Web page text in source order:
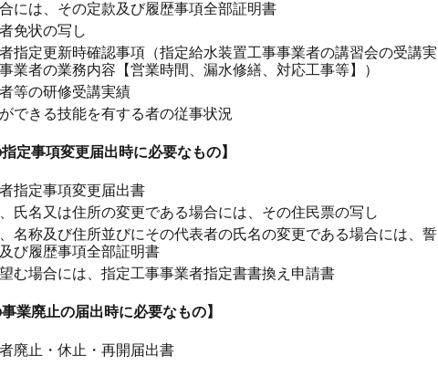
には、その定款及び履歴事項全部証明書
免状の写し
指定更新時確認事項（指定給水装置工事事業者の講習会の受講実
業者の業務内容【営業時間、漏水修繕、対応工事等】）
等の研修受講実績
できる技能を有する者の従事状況
定事項変更届出時に必要なもの】
指定事項変更届出書
氏名又は住所の変更である場合には、その住民票の写し
名称及び住所並びにその代表者の氏名の変更である場合には、誓
び履歴事項全部証明書
む場合には、指定工事事業者指定書書換え申請書
業廃止の届出時に必要なもの】
廃止・休止・再開届出書